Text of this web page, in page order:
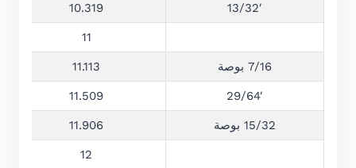
13/32′
10.319
11
7/16 بوصة 11.113
29/64′
11.509
15/32 بوصة 11.906
12